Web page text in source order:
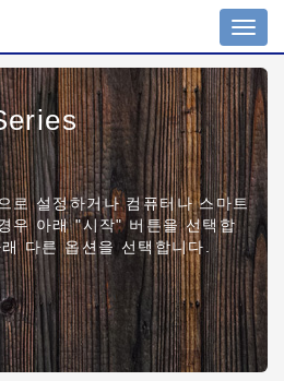
로 설정하거나 컴퓨터나 스마트
우 아래 "시작" 버튼을 선택합
다른 옵션을 선택합니다.